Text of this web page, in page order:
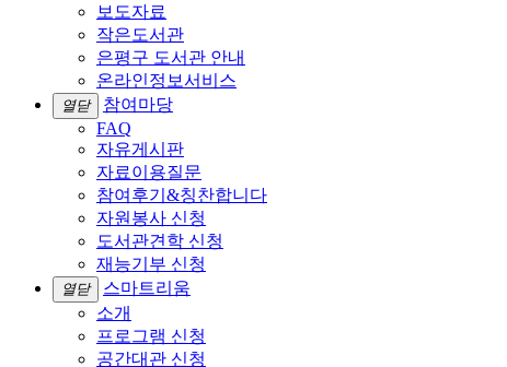
보도자료
작은도서관
은평구 도서관 안내
온라인정보서비스
열닫
참여마당
FAQ
자유게시판
자료이용질문
참여후기&칭찬합니다
자원봉사 신청
도서관견학 신청
재능기부 신청
열닫
스마트리움
소개
프로그램 신청
공간대관 신청